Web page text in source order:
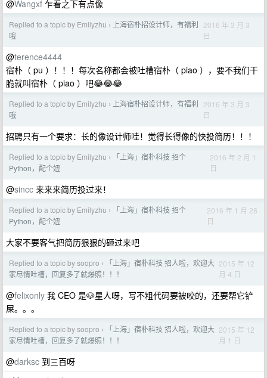
@Wangxf 乍看之下有点像
Replied to a topic by Emilyzhu ›
上海宿朴招设计师，有福利
哦
2016 年 3 月 3
日
@terence4444
宿朴（ pu ）！！！每次名称都会被吐槽宿朴（ piao ），要不我们干
脆就叫宿朴（ piao ）吧😂😂😂
Replied to a topic by Emilyzhu ›
上海宿朴招设计师，有福利
哦
2016 年 3 月 3
日
招聘只有一个要求：长的像设计师哇！觉得长得像的快投简历！！！
Replied to a topic by Emilyzhu ›
「上海」宿朴科技 招个
Python，配个妞
2016 年 2 月 1
日
@sincc 来来来简历投过来！
Replied to a topic by Emilyzhu ›
「上海」宿朴科技 招个
Python，配个妞
2016 年 1 月 28
日
大家不要客气把简历狠狠的砸过来吧
Replied to a topic by soopro ›
「上海」宿朴科技 招人啦，欢迎大
家尽情吐槽，回复多了就爆照！！！
2015 年 12
月 4 日
@felixonly 我 CEO 是🐶星人呀，写不粗代码要被咬的，还要帮它铲
屎。。。
Replied to a topic by soopro ›
「上海」宿朴科技 招人啦，欢迎大
家尽情吐槽，回复多了就爆照！！！
2015 年 12
月 1 日
@darksc 到三百呀